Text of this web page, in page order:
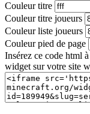
Couleur titre
Couleur titre joueurs
Couleur liste joueurs
Couleur pied de page
Insérez ce code html
widget sur votre site